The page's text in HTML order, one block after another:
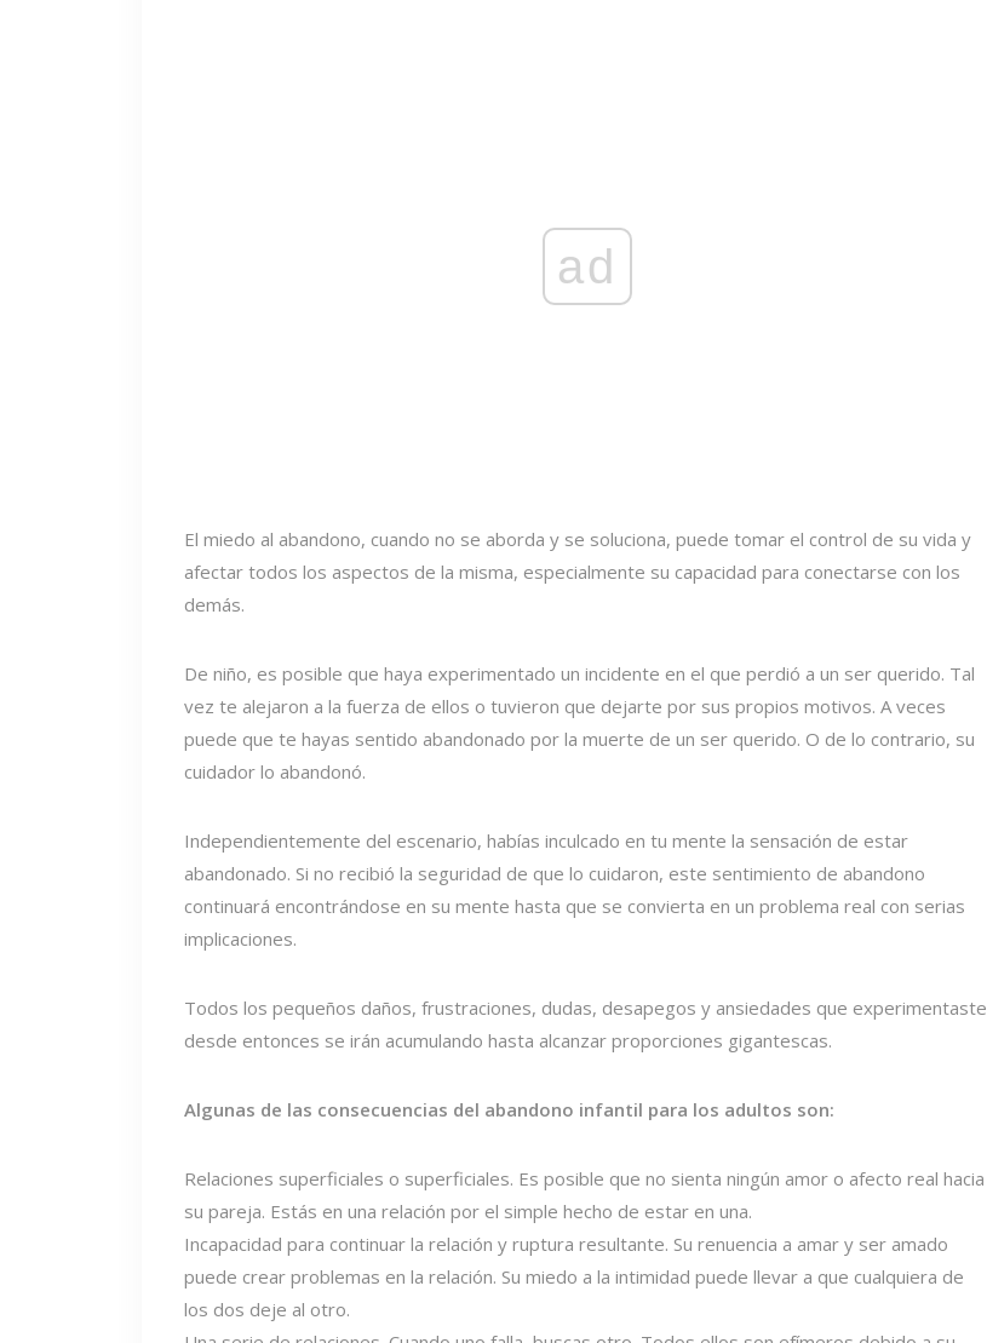
ad
El miedo al abandono, cuando no se aborda y se soluciona, puede tomar el control de su vida y
afectar todos los aspectos de la misma, especialmente su capacidad para conectarse con los
demás.
De niño, es posible que haya experimentado un incidente en el que perdió a un ser querido. Tal
vez te alejaron a la fuerza de ellos o tuvieron que dejarte por sus propios motivos. A veces
puede que te hayas sentido abandonado por la muerte de un ser querido. O de lo contrario, su
cuidador lo abandonó.
Independientemente del escenario, habías inculcado en tu mente la sensación de estar
abandonado. Si no recibió la seguridad de que lo cuidaron, este sentimiento de abandono
continuará encontrándose en su mente hasta que se convierta en un problema real con serias
implicaciones.
Todos los pequeños daños, frustraciones, dudas, desapegos y ansiedades que experimentaste
desde entonces se irán acumulando hasta alcanzar proporciones gigantescas.
Algunas de las consecuencias del abandono infantil para los adultos son:
Relaciones superficiales o superficiales. Es posible que no sienta ningún amor o afecto real hacia
su pareja. Estás en una relación por el simple hecho de estar en una.
Incapacidad para continuar la relación y ruptura resultante. Su renuencia a amar y ser amado
puede crear problemas en la relación. Su miedo a la intimidad puede llevar a que cualquiera de
los dos deje al otro.